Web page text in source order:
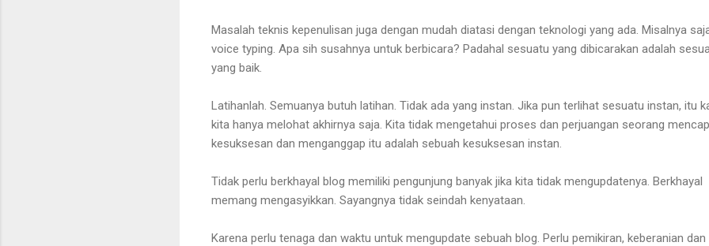
Masalah teknis kepenulisan juga dengan mudah diatasi dengan teknologi yang ada. Misalnya
voice typing. Apa sih susahnya untuk berbicara? Padahal sesuatu yang dibicarakan adalah
yang baik.
Latihanlah. Semuanya butuh latihan. Tidak ada yang instan. Jika pun terlihat sesuatu instan, itu
kita hanya melohat akhirnya saja. Kita tidak mengetahui proses dan perjuangan seorang
kesuksesan dan menganggap itu adalah sebuah kesuksesan instan.
Tidak perlu berkhayal blog memiliki pengunjung banyak jika kita tidak mengupdatenya. Berkhayal
memang mengasyikkan. Sayangnya tidak seindah kenyataan.
Karena perlu tenaga dan waktu untuk mengupdate sebuah blog. Perlu pemikiran, keberanian dan